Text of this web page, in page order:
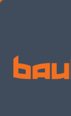
DUŠIOTSIK